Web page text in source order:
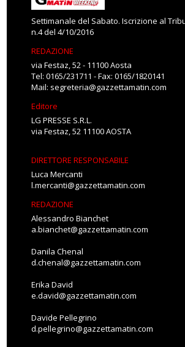
Settimanale del Sabato. Iscrizione al
n.4 del 4/10/2016
REDAZIONE
via Festaz, 52 - 11100 Aosta
Tel: 0165/231711 - Fax: 0165/1820141
Mail: segreteria@gazzettamatin.com
Editore
LG PRESSE S.R.L.
via Festaz, 52 11100 AOSTA
DIRETTORE RESPONSABILE
Luca Mercanti
l.mercanti@gazzettamatin.com
REDAZIONE
Alessandro Bianchet
a.bianchet@gazzettamatin.com
Danila Chenal
d.chenal@gazzettamatin.com
Erika David
e.david@gazzettamatin.com
Davide Pellegrino
d.pellegrino@gazzettamatin.com